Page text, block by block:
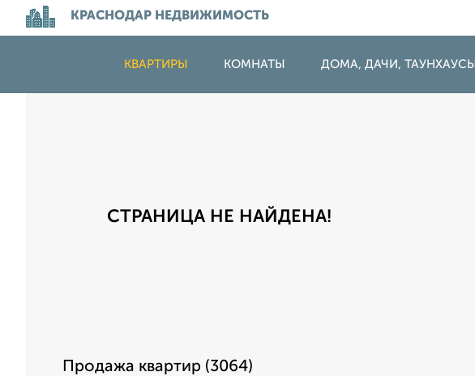
КРАСНОДАР НЕДВИЖИМОСТЬ
КВАРТИРЫ КОМНАТЫ ДОМА, ДАЧИ, ТАУНХАУСЫ
СТРАНИЦА НЕ НАЙДЕНА!
Продажа квартир (3064)